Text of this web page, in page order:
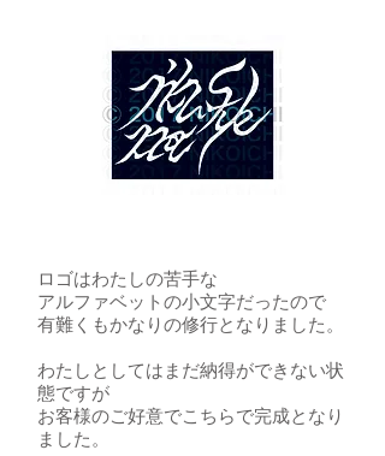
ロゴはわたしの苦手な
アルファベットの小文字だったので
有難くもかなりの修行となりました。
わたしとしてはまだ納得ができない状
態ですが
​お客様のご好意でこちらで完成となり
ました。